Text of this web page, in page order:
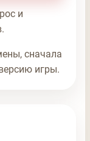
и
сначала
игры.